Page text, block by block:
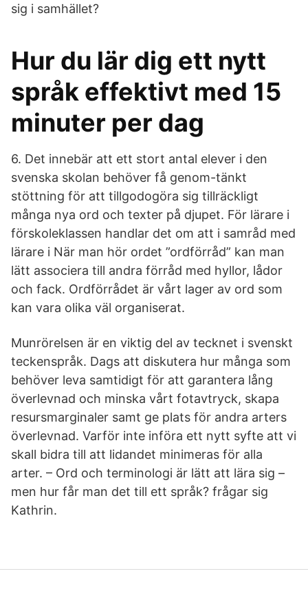
sig i samhället?
Hur du lär dig ett nytt
språk effektivt med 15
minuter per dag
6. Det innebär att ett stort antal elever i den
svenska skolan behöver få genom-tänkt
stöttning för att tillgodogöra sig tillräckligt
många nya ord och texter på djupet. För lärare i
förskoleklassen handlar det om att i samråd med
lärare i När man hör ordet ”ordförråd” kan man
lätt associera till andra förråd med hyllor, lådor
och fack. Ordförrådet är vårt lager av ord som
kan vara olika väl organiserat.
Munrörelsen är en viktig del av tecknet i svenskt
teckenspråk. Dags att diskutera hur många som
behöver leva samtidigt för att garantera lång
överlevnad och minska vårt fotavtryck, skapa
resursmarginaler samt ge plats för andra arters
överlevnad. Varför inte införa ett nytt syfte att vi
skall bidra till att lidandet minimeras för alla
arter. – Ord och terminologi är lätt att lära sig –
men hur får man det till ett språk? frågar sig
Kathrin.